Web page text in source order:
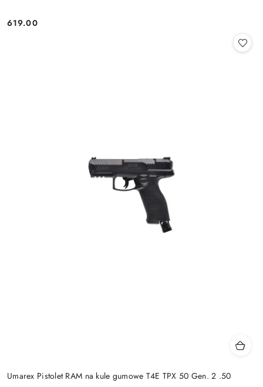
Cena:
619.00
Umarex Pistolet RAM na kule gumowe T4E TPX 50 Gen. 2 .50